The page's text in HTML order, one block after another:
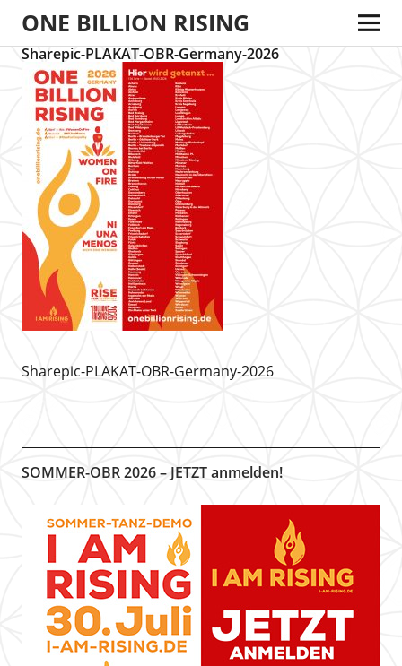
ONE BILLION RISING
Sharepic-PLAKAT-OBR-Germany-2026
Sharepic-PLAKAT-OBR-Germany-2026
SOMMER-OBR 2026 – JETZT anmelden!